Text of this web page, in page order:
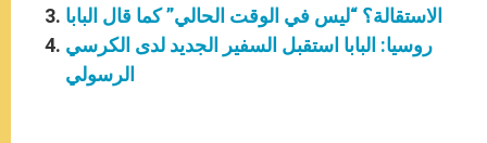
الاستقالة؟ “ليس في الوقت الحالي” كما قال البابا
روسيا: البابا استقبل السفير الجديد لدى الكرسي
الرسولي